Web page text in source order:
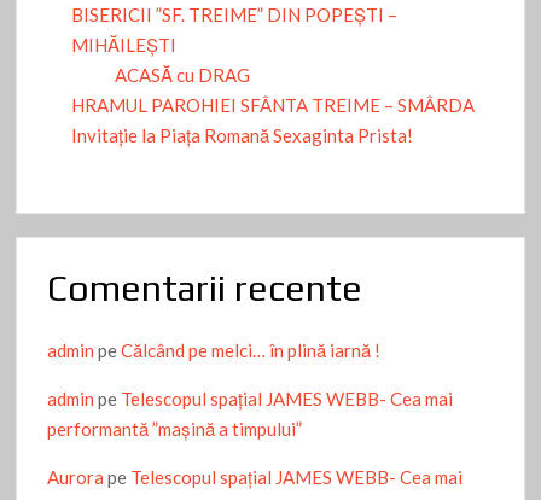
BISERICII ”SF. TREIME” DIN POPEȘTI –
MIHĂILEȘTI
ACASĂ cu DRAG
HRAMUL PAROHIEI SFÂNTA TREIME – SMÂRDA
Invitație la Piața Romană Sexaginta Prista!
Comentarii recente
admin peCălcând pe melci… în plină iarnă !
admin pe Telescopul spațial JAMES WEBB- Cea mai
performantă ”mașină a timpului”
Aurora pe Telescopul spațial JAMES WEBB- Cea mai